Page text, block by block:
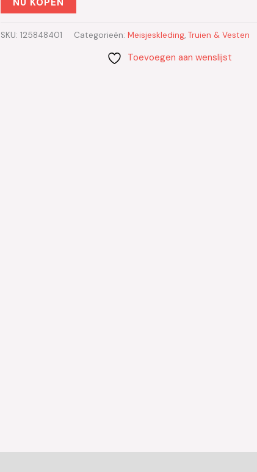
NU KOPEN
SKU: 125848401 Categorieën: Meisjeskleding, Truien & Vesten
Toevoegen aan wenslijst